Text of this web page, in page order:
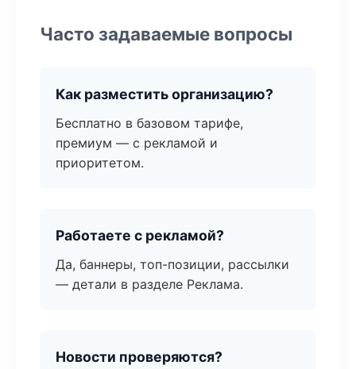
Часто задаваемые вопросы
Как разместить организацию?
Бесплатно в базовом тарифе,
премиум — с рекламой и
приоритетом.
Работаете с рекламой?
Да, баннеры, топ-позиции, рассылки
— детали в разделе Реклама.
Новости проверяются?